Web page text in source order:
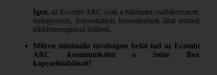
Igen, az Ecombi ARC csak a hálózatra csatlakoztatott,
önfogyasztó, fotovoltaikus berendezések által termelt
többletenergiával tölthető.
Milyen minimális távolságon belül tud az Ecombi
ARC kommunikálni a Solar Box
kapcsolótáblával?